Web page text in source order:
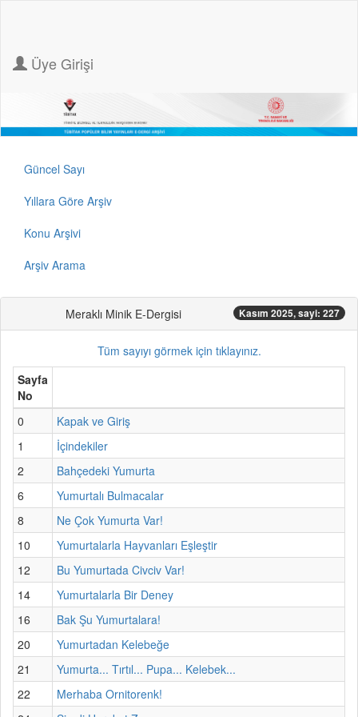
Üye Girişi
Güncel Sayı
Yıllara Göre Arşiv
Konu Arşivi
Arşiv Arama
Meraklı Minik E-Dergisi Kasım 2025, sayi: 227
Tüm sayıyı görmek için tıklayınız.
Sayfa
No
0
Kapak ve Giriş
1
İçindekiler
2
Bahçedeki Yumurta
6
Yumurtalı Bulmacalar
8
Ne Çok Yumurta Var!
10
Yumurtalarla Hayvanları Eşleştir
12
Bu Yumurtada Civciv Var!
14
Yumurtalarla Bir Deney
16
Bak Şu Yumurtalara!
20
Yumurtadan Kelebeğe
21
Yumurta... Tırtıl... Pupa... Kelebek...
22
Merhaba Ornitorenk!